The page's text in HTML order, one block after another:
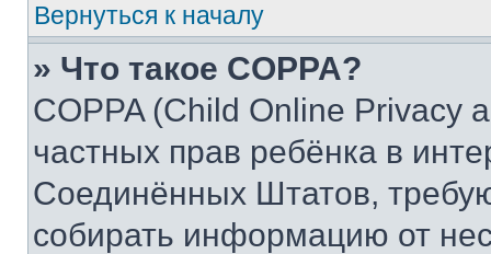
Вернуться к началу
» Что такое COPPA?
COPPA (Child Online Privacy
частных прав ребёнка в
Соединённых Штатов,
собирать информацию от